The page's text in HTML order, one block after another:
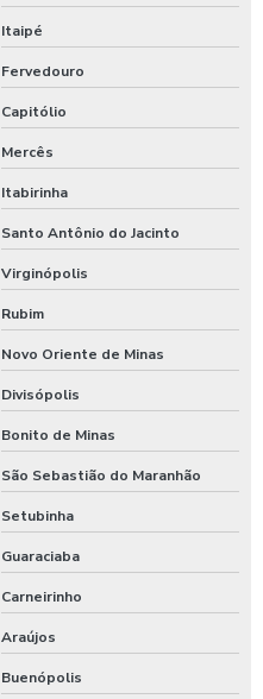
Itaipé
Fervedouro
Capitólio
Mercês
Itabirinha
Santo Antônio do Jacinto
Virginópolis
Rubim
Novo Oriente de Minas
Divisópolis
Bonito de Minas
São Sebastião do Maranhão
Setubinha
Guaraciaba
Carneirinho
Araújos
Buenópolis